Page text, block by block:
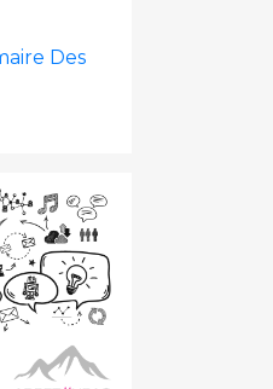
Des